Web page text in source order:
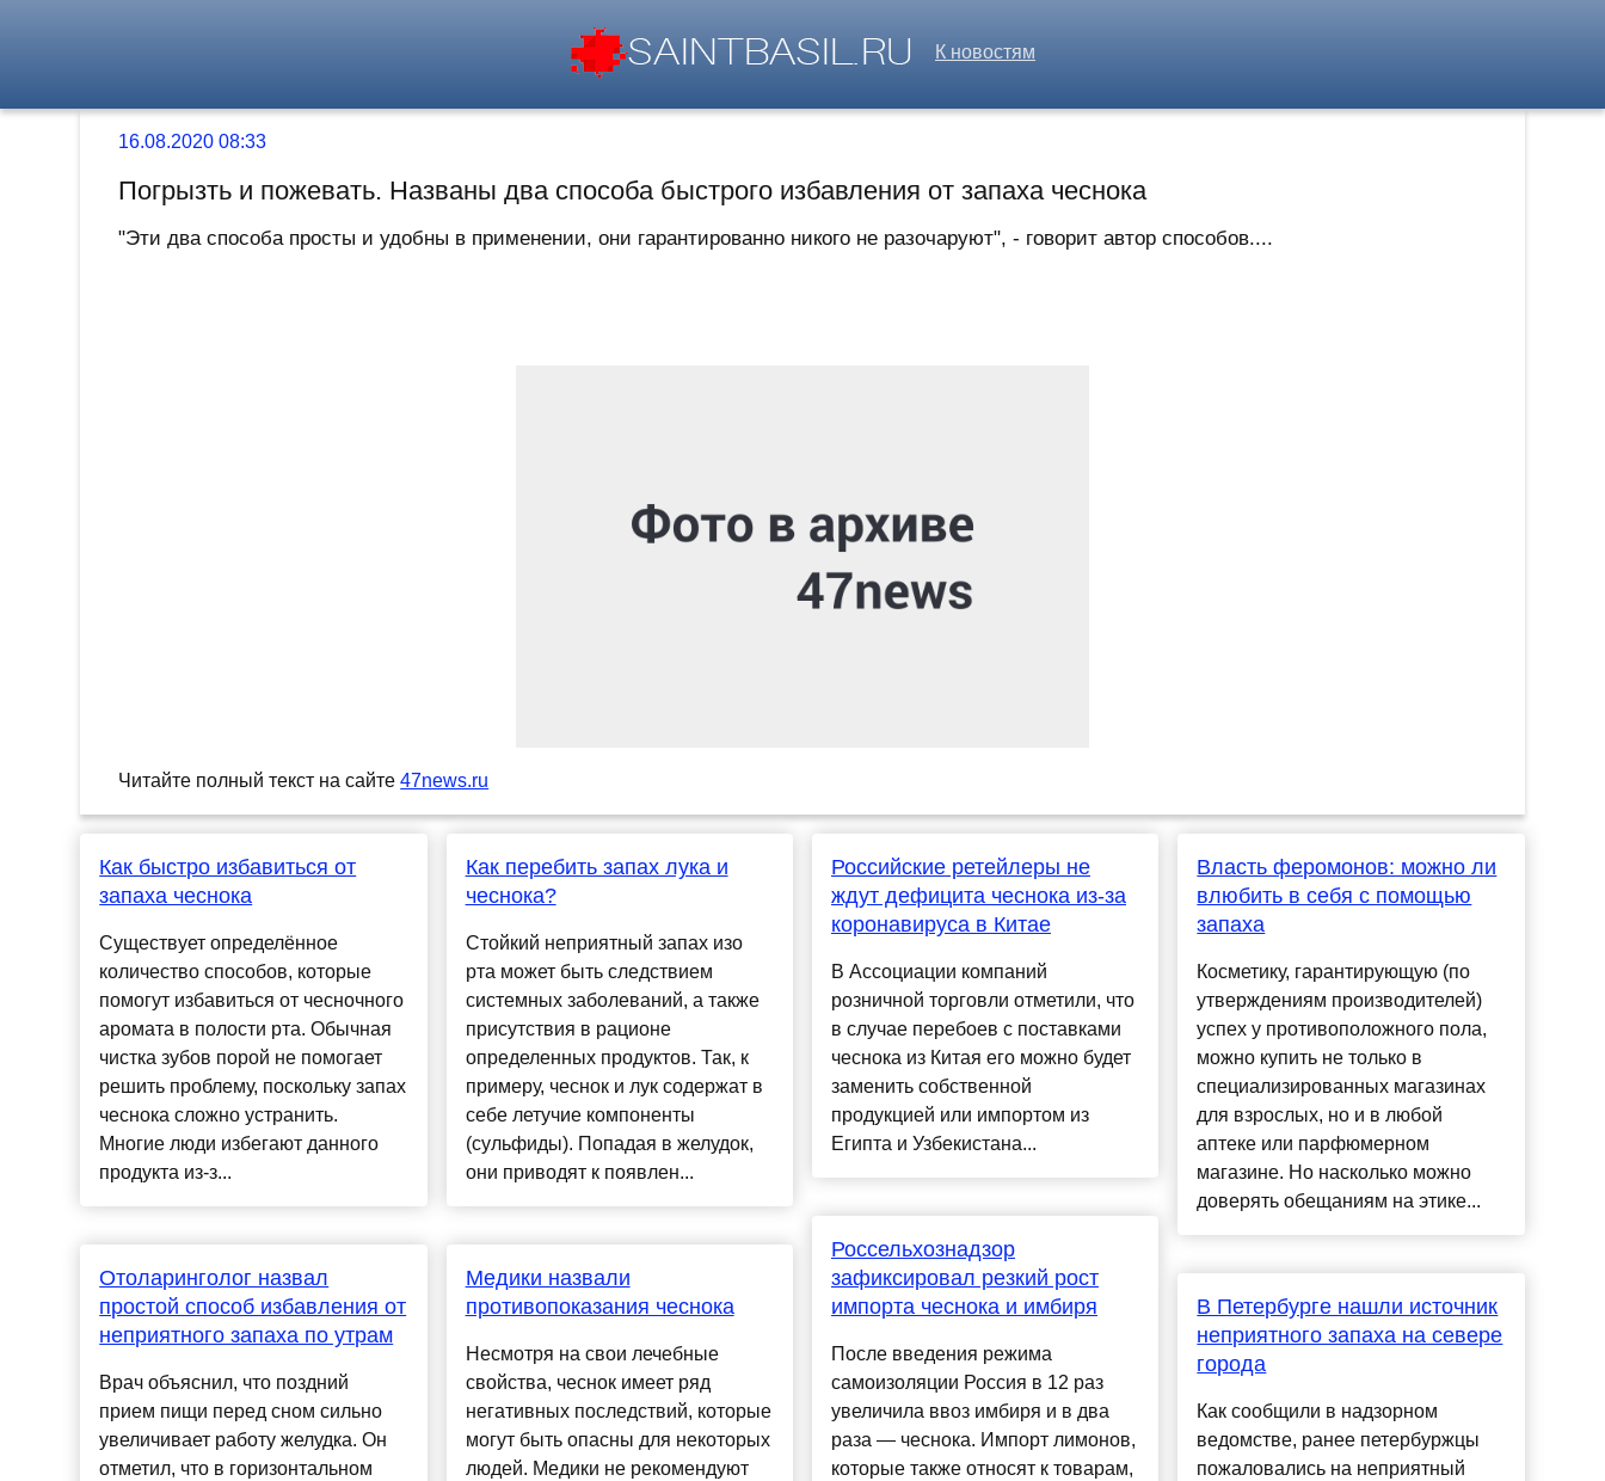
К новостям
16.08.2020 08:33
Погрызть и пожевать. Названы два способа быстрого избавления от запаха чеснока
"Эти два способа просты и удобны в применении, они гарантированно никого не разочаруют", - говорит автор способов....
Читайте полный текст на сайте47news.ru
Как быстро избавиться от
запаха чеснока
Существует определённое
количество способов, которые
помогут избавиться от чесночного
аромата в полости рта. Обычная
чистка зубов порой не помогает
решить проблему, поскольку запах
чеснока сложно устранить.
Многие люди избегают данного
продукта из-з...
Отоларинголог назвал
простой способ избавления от
неприятного запаха по утрам
Врач объяснил, что поздний
прием пищи перед сном сильно
увеличивает работу желудка. Он
отметил, что в горизонтальном
Как перебить запах лука и
чеснока?
Стойкий неприятный запах изо
рта может быть следствием
системных заболеваний, а также
присутствия в рационе
определенных продуктов. Так, к
примеру, чеснок и лук содержат в
себе летучие компоненты
(сульфиды). Попадая в желудок,
они приводят к появлен...
Медики назвали
противопоказания чеснока
Несмотря на свои лечебные
свойства, чеснок имеет ряд
негативных последствий, которые
могут быть опасны для некоторых
людей. Медики не рекомендуют
Российские ретейлеры не
ждут дефицита чеснока из-за
коронавируса в Китае
В Ассоциации компаний
розничной торговли отметили, что
в случае перебоев с поставками
чеснока из Китая его можно будет
заменить собственной
продукцией или импортом из
Египта и Узбекистана...
Россельхознадзор
зафиксировал резкий рост
импорта чеснока и имбиря
После введения режима
самоизоляции Россия в 12 раз
увеличила ввоз имбиря и в два
раза — чеснока. Импорт лимонов,
которые также относят к товарам,
Власть феромонов: можно ли
влюбить в себя с помощью
запаха
Косметику, гарантирующую (по
утверждениям производителей)
успех у противоположного пола,
можно купить не только в
специализированных магазинах
для взрослых, но и в любой
аптеке или парфюмерном
магазине. Но насколько можно
доверять обещаниям на этике...
В Петербурге нашли источник
неприятного запаха на севере
города
Как сообщили в надзорном
ведомстве, ранее петербуржцы
пожаловались на неприятный